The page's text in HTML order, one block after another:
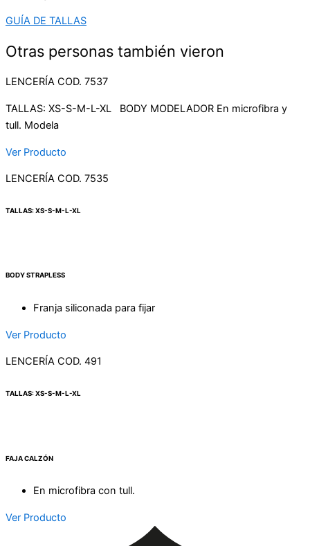
GUÍA DE TALLAS
Otras personas también vieron
LENCERÍA COD. 7537
TALLAS: XS-S-M-L-XL BODY MODELADOR En microfibra y
tull. Modela
Ver Producto
LENCERÍA COD. 7535
TALLAS: XS-S-M-L-XL
BODY STRAPLESS
Franja siliconada para fijar
Ver Producto
LENCERÍA COD. 491
TALLAS: XS-S-M-L-XL
FAJA CALZÓN
En microfibra con tull.
Ver Producto